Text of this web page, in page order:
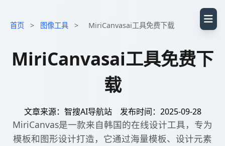
首页 > 图像工具 > MiriCanvasai工具免费下载
MiriCanvasai工具免费下
载
文章来源：智搜AI导航站 发布时间：2025-09-28
MiriCanvas是一款来自韩国的在线设计工具，专为
模板和图形设计打造，它通过海量模板、设计元素